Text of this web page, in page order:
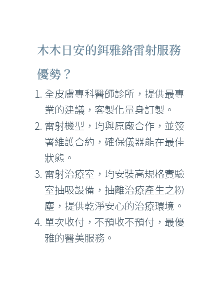
木木日安的鉺雅鉻雷射服務
優勢？
全皮膚專科醫師診所，提供最專
業的建議，客製化量身訂製。
雷射機型，均與原廠合作，並簽
署維護合約，確保儀器能在最佳
狀態。
雷射治療室，均安裝高規格實驗
室抽吸設備，抽離治療產生之粉
塵，提供乾淨安心的治療環境。
單次收付，不預收不預付，最優
雅的醫美服務。